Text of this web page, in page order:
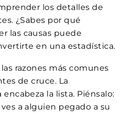
los detalles de
¿Sabes por qué
las causas puede
en una estadística.
razones más comunes
de cruce. La
la lista. Piénsalo:
a alguien pegado a su